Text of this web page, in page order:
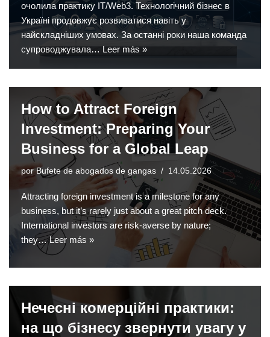
очолила практику IT/Web3. Технологічний бізнес в
Україні продовжує розвиватися навіть у
найскладніших умовах. За останні роки наша команда
супроводжувала… Leer más »
How to Attract Foreign
Investment: Preparing Your
Business for a Global Leap
por Bufete de abogados de gangas 14.05.2026
Attracting foreign investment is a milestone for any
business, but it’s rarely just about a great pitch deck.
International investors are risk-averse by nature;
they…Leer más »
Нечесні комерційні практики:
на що бізнесу звернути увагу у